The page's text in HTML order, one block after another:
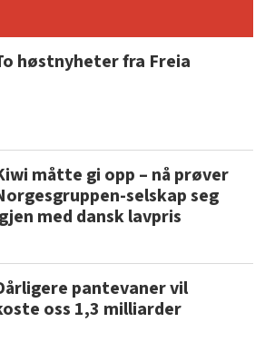
høstnyheter fra Freia
måtte gi opp – nå prøver
selskap seg
med dansk lavpris
pantevaner vil
oss 1,3 milliarder